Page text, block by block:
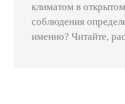
климатом в
соблюдения
именно? Читайте,